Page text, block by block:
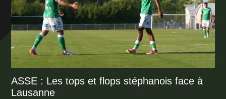
ASSE : Les tops et flops stéphanois face à
Lausanne